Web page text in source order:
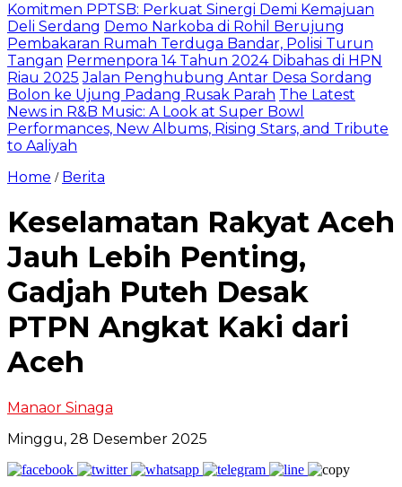
Komitmen PPTSB: Perkuat Sinergi Demi Kemajuan
Deli Serdang Demo Narkoba di Rohil Berujung
Pembakaran Rumah Terduga Bandar, Polisi Turun
Tangan Permenpora 14 Tahun 2024 Dibahas di HPN
Riau 2025 Jalan Penghubung Antar Desa Sordang
Bolon ke Ujung Padang Rusak Parah The Latest
News in R&B Music: A Look at Super Bowl
Performances, New Albums, Rising Stars, and Tribute
to Aaliyah
Home / Berita
Keselamatan Rakyat Aceh
Jauh Lebih Penting,
Gadjah Puteh Desak
PTPN Angkat Kaki dari
Aceh
Manaor Sinaga
Minggu, 28 Desember 2025